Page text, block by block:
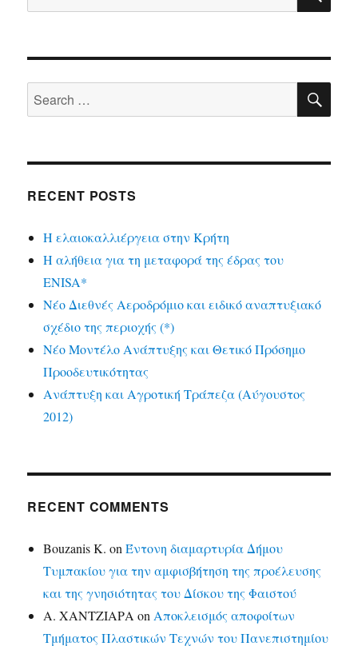
for:
Search
for:
RECENT POSTS
Η ελαιοκαλλιέργεια στην Κρήτη
Η αλήθεια για τη μεταφορά της έδρας του
ENISA*
Νέο Διεθνές Αεροδρόμιο και ειδικό αναπτυξιακό
σχέδιο της περιοχής (*)
Νέο Μοντέλο Ανάπτυξης και Θετικό Πρόσημο
Προοδευτικότητας
Ανάπτυξη και Αγροτική Τράπεζα (Αύγουστος
2012)
RECENT COMMENTS
Bouzanis K. onΈντονη διαμαρτυρία Δήμου
Τυμπακίου για την αμφισβήτηση της προέλευσης
και της γνησιότητας του Δίσκου της Φαιστού
Α. ΧΑΝΤΖΙΑΡΑ on Αποκλεισμός αποφοίτων
Τμήματος Πλαστικών Τεχνών του Πανεπιστημίου